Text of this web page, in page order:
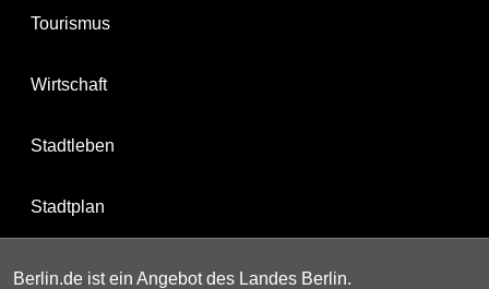
Tourismus
Wirtschaft
Stadtleben
Stadtplan
Berlin.de ist ein Angebot des Landes Berlin.